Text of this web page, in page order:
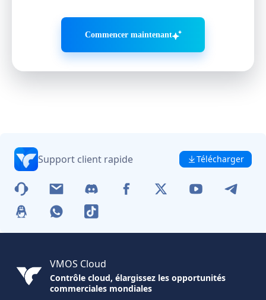
Commencer maintenant
Support client rapide Télécharger
VMOS Cloud
Contrôle cloud, élargissez les opportunités
commerciales mondiales